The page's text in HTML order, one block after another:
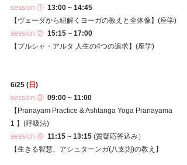
session ①
  13:00 ~ 14:45
【ヴェーダから紐解くヨーガの教えと全体像】(座学)
session ② 15:15 ~ 17:00
【プルシャ・アルタ 人生の4つの追求】(座学)
6/25 ( 日 )
session ③
  09:00 ~ 11:00
【Pranayam Practice & Ashtanga Yoga Pranayama
1 】(呼吸法)
session ④ 11:15 ~ 13:15 (質疑応答込み）
【生きる智慧、アシュターンガ(八支則)の教え】